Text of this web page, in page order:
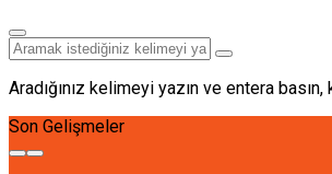
Aradığınız kelimeyi yazın ve entera
Son Gelişmeler